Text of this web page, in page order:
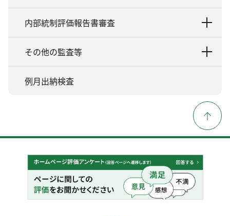
内部統制評価報告書審査
その他の監査等
例月出納検査